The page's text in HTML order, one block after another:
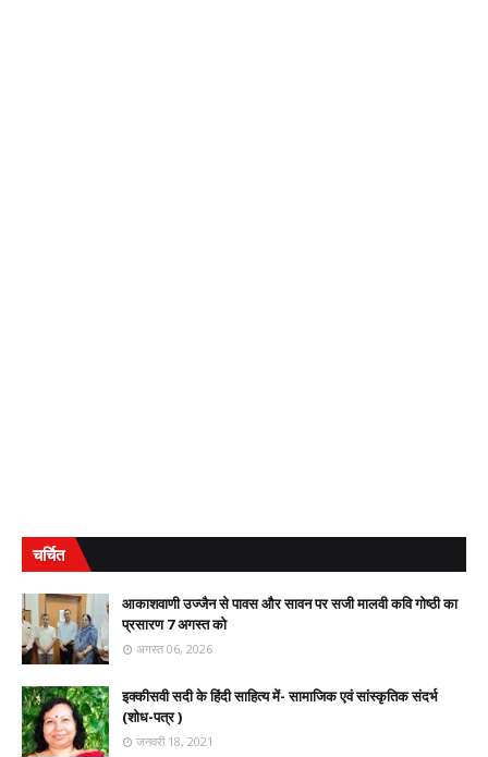
चर्चित
आकाशवाणी उज्जैन से पावस और सावन पर सजी मालवी कवि गोष्ठी का
प्रसारण 7 अगस्त को
अगस्त 06, 2026
इक्कीसवी सदी के हिंदी साहित्य में- सामाजिक एवं सांस्कृतिक संदर्भ
(शोध-पत्र )
जनवरी 18, 2021